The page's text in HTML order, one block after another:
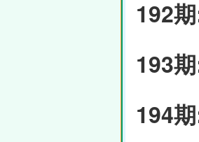
192
193
194